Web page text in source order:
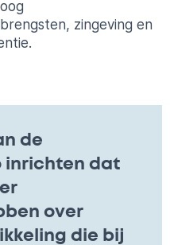
zingeving en
de
inrichten dat
over
die bij